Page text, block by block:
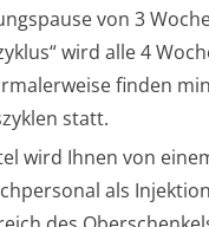
von 3
wird alle 4
finden
statt.
wird Ihnen von
als